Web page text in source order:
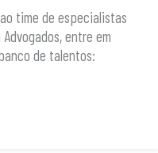
time de especialistas
entre em
de talentos: